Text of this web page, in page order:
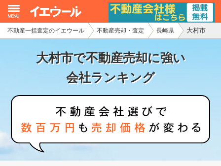
不動産一括査定のイエウール 不動産売却・査定 長崎県 大村市
大村市で不動産売却に強い
会社ランキング
イエウール加盟希望の不動産会社様
初めての方へ
不動産の売却・一括査定
家査定シミュレーター
お問い合わせ